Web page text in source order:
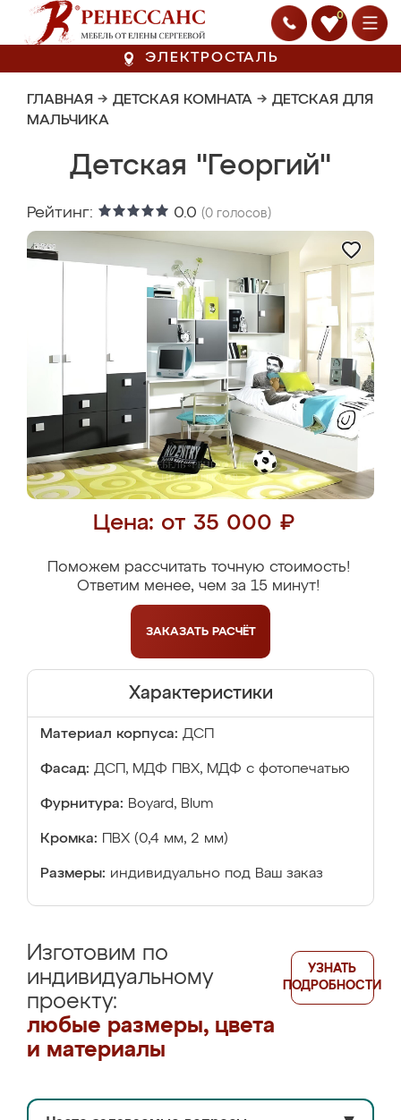
0
ЭЛЕКТРОСТАЛЬ
ГЛАВНАЯ → ДЕТСКАЯ КОМНАТА → ДЕТСКАЯ ДЛЯ
МАЛЬЧИКА
Детская "Георгий"
Рейтинг: 0.0 (0 голосов)
Цена: от 35 000 ₽
Поможем рассчитать точную стоимость!
Ответим менее, чем за 15 минут!
ЗАКАЗАТЬ РАСЧЁТ
Характеристики
Материал корпуса: ДСП
Фасад: ДСП, МДФ ПВХ, МДФ с фотопечатью
Фурнитура: Boyard, Blum
Кромка: ПВХ (0,4 мм, 2 мм)
Размеры: индивидуально под Ваш заказ
Изготовим по
индивидуальному
проекту:
любые размеры, цвета
и материалы
УЗНАТЬ
ПОДРОБНОСТИ